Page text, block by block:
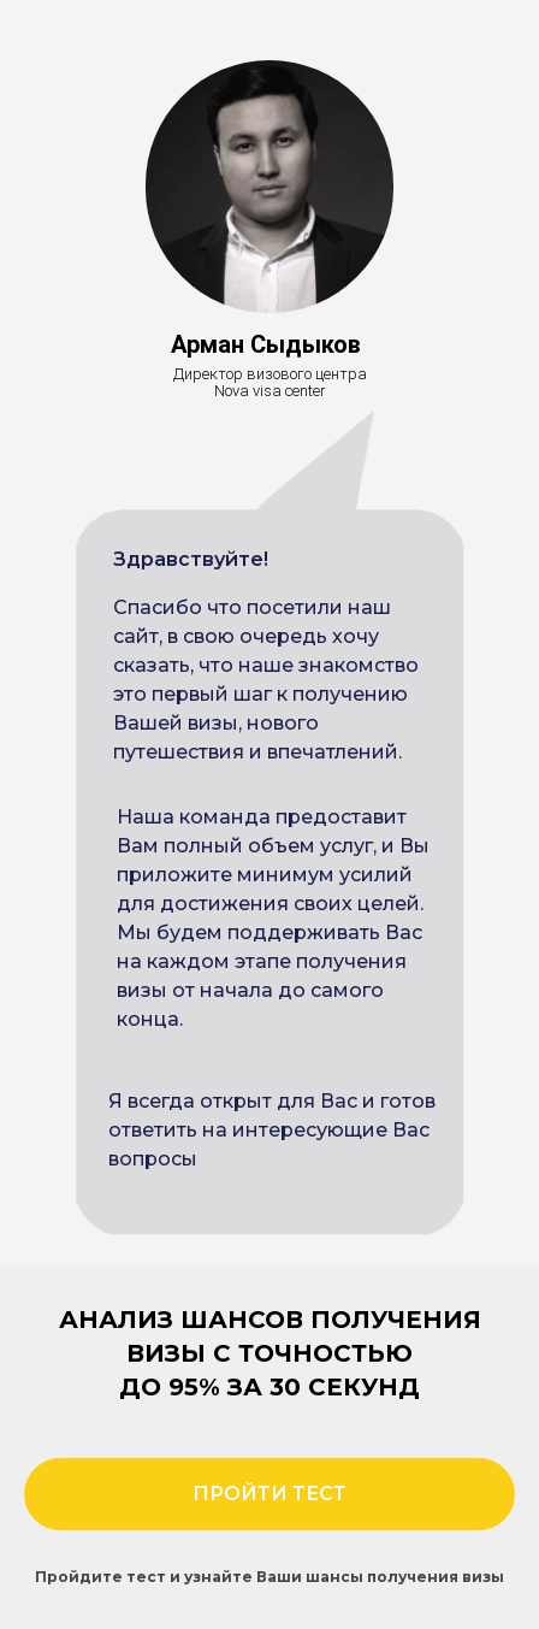
Арман Сыдыков
Директор визового центра
Nova visa center
Здравствуйте!
Спасибо что посетили наш
сайт, в свою очередь хочу
сказать, что наше знакомство
это первый шаг к получению
Вашей визы, нового
путешествия и впечатлений.
Наша команда предоставит
Вам полный объем услуг, и Вы
приложите минимум усилий
для достижения своих целей.
Мы будем поддерживать Вас
на каждом этапе получения
визы от начала до самого
конца.
Я всегда открыт для Вас и готов
ответить на интересующие Вас
вопросы
АНАЛИЗ ШАНСОВ ПОЛУЧЕНИЯ
ВИЗЫ С ТОЧНОСТЬЮ
ДО 95% ЗА 30 СЕКУНД
ПРОЙТИ ТЕСТ
Пройдите тест и узнайте Ваши шансы получения визы